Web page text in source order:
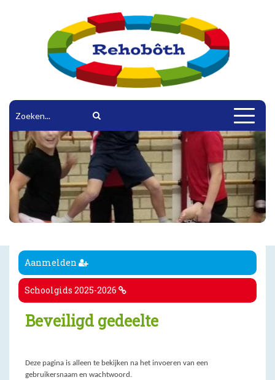
Toggle
Aanmelden
Schoolgids 2025-2026
Beveiligd gedeelte
Deze pagina is alleen te bekijken na het invoeren van een
gebruikersnaam en wachtwoord.